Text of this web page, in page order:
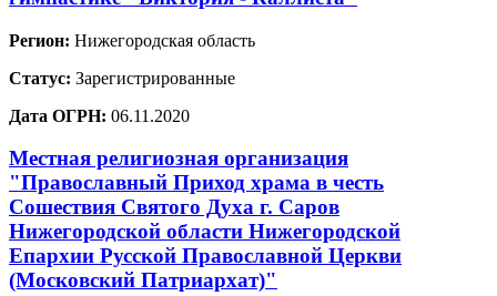
Регион: Нижегородская область
Статус: Зарегистрированные
Дата ОГРН: 06.11.2020
Местная религиозная организация
"Православный Приход храма в честь
Сошествия Святого Духа г. Саров
Нижегородской области Нижегородской
Епархии Русской Православной Церкви
(Московский Патриархат)"